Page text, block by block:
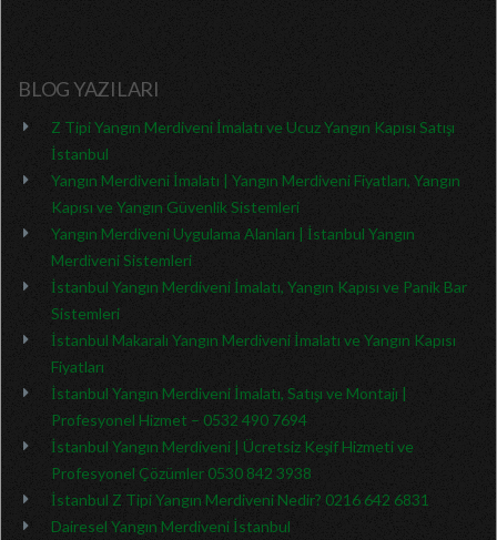
BLOG YAZILARI
Z Tipi Yangın Merdiveni İmalatı ve Ucuz Yangın Kapısı Satışı
İstanbul
Yangın Merdiveni İmalatı | Yangın Merdiveni Fiyatları, Yangın
Kapısı ve Yangın Güvenlik Sistemleri
Yangın Merdiveni Uygulama Alanları | İstanbul Yangın
Merdiveni Sistemleri
İstanbul Yangın Merdiveni İmalatı, Yangın Kapısı ve Panik Bar
Sistemleri
İstanbul Makaralı Yangın Merdiveni İmalatı ve Yangın Kapısı
Fiyatları
İstanbul Yangın Merdiveni İmalatı, Satışı ve Montajı |
Profesyonel Hizmet – 0532 490 7694
İstanbul Yangın Merdiveni | Ücretsiz Keşif Hizmeti ve
Profesyonel Çözümler 0530 842 3938
İstanbul Z Tipi Yangın Merdiveni Nedir? 0216 642 6831
Dairesel Yangın Merdiveni İstanbul